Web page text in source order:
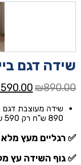
שידה דגם
₪890.00
המחיר
היה:
590.00
שידה מעוצבת דגם
890 ש”ח רק 590 ש”ח
✅ רגליים מעץ מלא
✅ גוף השידה עץ